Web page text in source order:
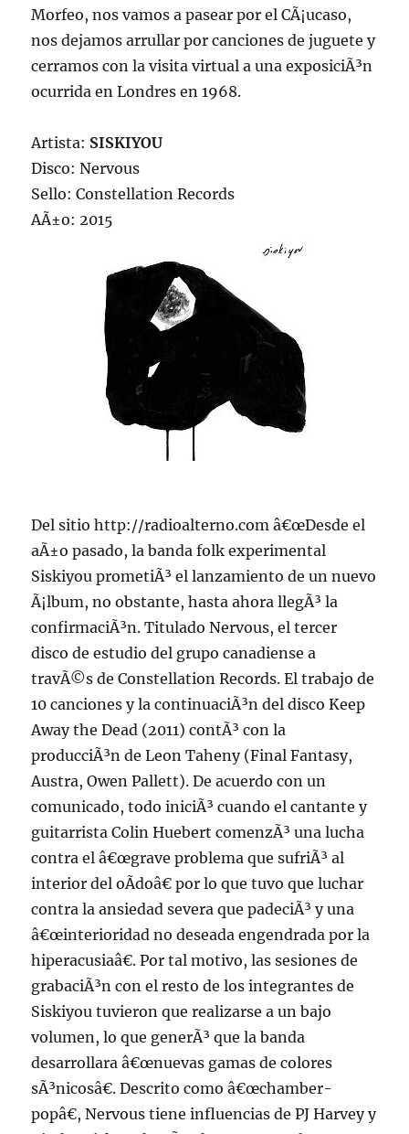
Morfeo, nos vamos a pasear por el CÃ¡ucaso,
nos dejamos arrullar por canciones de juguete y
cerramos con la visita virtual a una exposiciÃ³n
ocurrida en Londres en 1968.
Artista: SISKIYOU
Disco: Nervous
Sello: Constellation Records
AÃ±o: 2015
Del sitio http://radioalterno.com â€œDesde el
aÃ±o pasado, la banda folk experimental
Siskiyou prometiÃ³ el lanzamiento de un nuevo
Ã¡lbum, no obstante, hasta ahora llegÃ³ la
confirmaciÃ³n. Titulado Nervous, el tercer
disco de estudio del grupo canadiense a
travÃ©s de Constellation Records. El trabajo de
10 canciones y la continuaciÃ³n del disco Keep
Away the Dead (2011) contÃ³ con la
producciÃ³n de Leon Taheny (Final Fantasy,
Austra, Owen Pallett). De acuerdo con un
comunicado, todo iniciÃ³ cuando el cantante y
guitarrista Colin Huebert comenzÃ³ una lucha
contra el â€œgrave problema que sufriÃ³ al
interior del oÃ­doâ€ por lo que tuvo que luchar
contra la ansiedad severa que padeciÃ³ y una
â€œinterioridad no deseada engendrada por la
hiperacusiaâ€. Por tal motivo, las sesiones de
grabaciÃ³n con el resto de los integrantes de
Siskiyou tuvieron que realizarse a un bajo
volumen, lo que generÃ³ que la banda
desarrollara â€œnuevas gamas de colores
sÃ³nicosâ€. Descrito como â€œchamber-
popâ€, Nervous tiene influencias de PJ Harvey y